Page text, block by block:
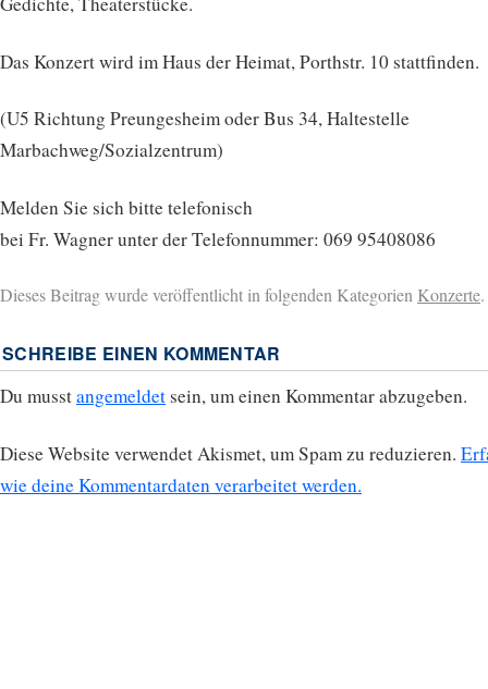
Das Konzert wird im Haus der Heimat, Porthstr. 10 stattfinden.
(U5 Richtung Preungesheim oder Bus 34, Haltestelle
Marbachweg/Sozialzentrum)
Melden Sie sich bitte telefonisch
bei Fr. Wagner unter der Telefonnummer: 069 95408086
Dieses Beitrag wurde veröffentlicht in folgenden Kategorien Konzerte.
SCHREIBE EINEN KOMMENTAR
Du musstangemeldet sein, um einen Kommentar abzugeben.
Diese Website verwendet Akismet, um Spam zu reduzieren.
wie deine Kommentardaten verarbeitet werden.